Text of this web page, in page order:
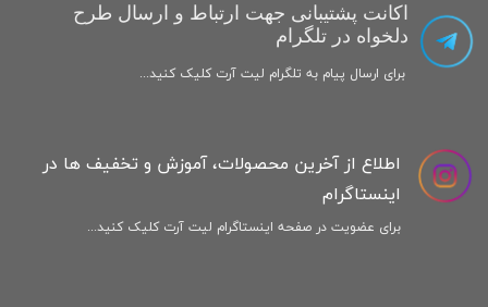
اکانت پشتیبانی جهت ارتباط و ارسال طرح
دلخواه در تلگرام
برای ارسال پیام به تلگرام لیت آرت کلیک کنید...
اطلاع از آخرین محصولات، آموزش و تخفیف ها در
اینستاگرام
برای عضویت در صفحه اینستاگرام لیت آرت کلیک کنید...